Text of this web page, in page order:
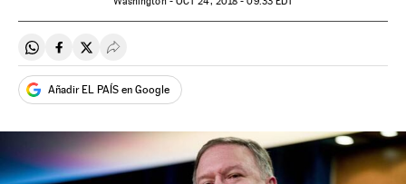
Compartir en Whatsapp
Compartir en Facebook
Compartir en Twitter
Desplegar Redes Sociales
Añadir EL PAÍS en Google